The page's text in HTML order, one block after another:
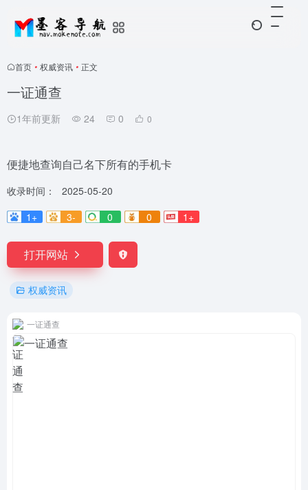
首页 • 权威资讯 • 正文
一证通查
1年前更新 24 0 0
便捷地查询自己名下所有的手机卡
收录时间：
2025-05-20
1+
3- 0 0 1+
打开网站
权威资讯
一证通查